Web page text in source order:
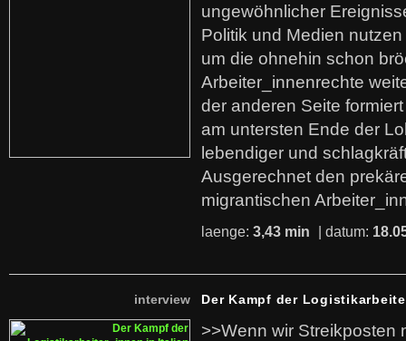
ungewöhnlicher
Politik und Medien
um die ohnehin schon
Arbeiter_innenrechte
der anderen Seite
am untersten Ende der
lebendiger und
Ausgerechnet den
migrantischen
laenge: 3,43 min | datum:
interview Der Kampf der
>>Wenn wir Streikposten